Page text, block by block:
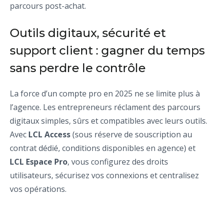
parcours post-achat.
Outils digitaux, sécurité et
support client : gagner du temps
sans perdre le contrôle
La force d’un compte pro en 2025 ne se limite plus à
l’agence. Les entrepreneurs réclament des parcours
digitaux simples, sûrs et compatibles avec leurs outils.
Avec LCL Access(sous réserve de souscription au
contrat dédié, conditions disponibles en agence) et
LCL Espace Pro, vous configurez des droits
utilisateurs, sécurisez vos connexions et centralisez
vos opérations.